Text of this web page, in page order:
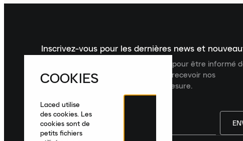
Inscrivez-vous pour les dernières news et
Inscrivez-vous à la newsletter Laced pour être informé
dernières nouveautés, collections et recevoir nos
recommandations de produits sur mesure.
COOKIES
Laced utilise
des cookies. Les
cookies sont de
petits fichiers